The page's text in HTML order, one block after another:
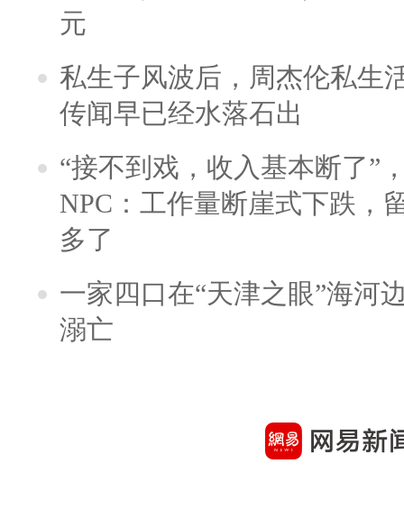
元
私生子风波后，周杰伦私生
传闻早已经水落石出
“接不到戏，收入基本断了”
NPC：工作量断崖式下跌，
多了
一家四口在“天津之眼”海河
溺亡